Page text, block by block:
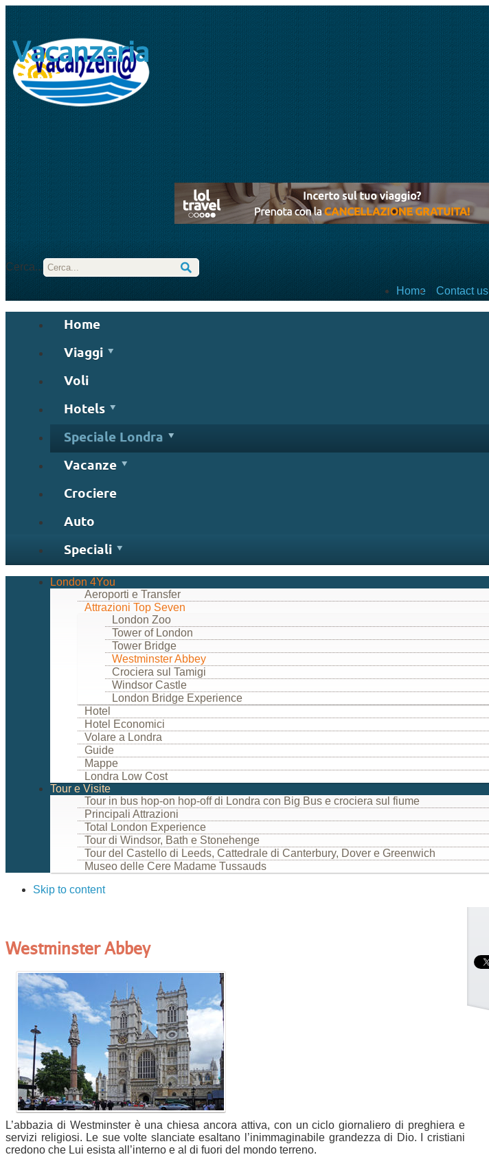
Vacanzeria
Home Contact us
Cerca...
Home
Viaggi
Voli
Hotels
Speciale Londra
Vacanze
Crociere
Auto
Speciali
London 4You
Aeroporti e Transfer
Attrazioni Top Seven
London Zoo
Tower of London
Tower Bridge
Westminster Abbey
Crociera sul Tamigi
Windsor Castle
London Bridge Experience
Hotel
Hotel Economici
Volare a Londra
Guide
Mappe
Londra Low Cost
Tour e Visite
Tour in bus hop-on hop-off di Londra con Big Bus e crociera sul fiume
Principali Attrazioni
Total London Experience
Tour di Windsor, Bath e Stonehenge
Tour del Castello di Leeds, Cattedrale di Canterbury, Dover e Greenwich
Museo delle Cere Madame Tussauds
Skip to content
Westminster Abbey
L’abbazia di Westminster è una chiesa ancora attiva, con un ciclo giornaliero di preghiera e
servizi religiosi. Le sue volte slanciate esaltano l’inimmaginabile grandezza di Dio. I cristiani
credono che Lui esista all’interno e al di fuori del mondo terreno.